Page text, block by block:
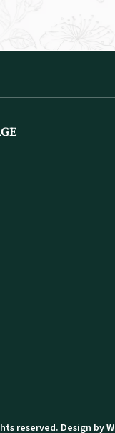
reserved. Design by